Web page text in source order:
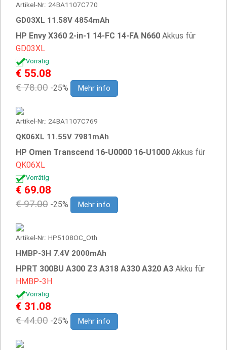
Artikel-Nr.: 24BA1107C770
GD03XL 11.58V 4854mAh
HP Envy X360 2-in-1 14-FC 14-FA N660 Akkus für
GD03XL
Vorrätig
€ 55.08
€ 78.00 -25% Mehr info
Artikel-Nr.: 24BA1107C769
QK06XL 11.55V 7981mAh
HP Omen Transcend 16-U0000 16-U1000 Akkus für
QK06XL
Vorrätig
€ 69.08
€ 97.00 -25% Mehr info
Artikel-Nr.: HP5108OC_Oth
HMBP-3H 7.4V 2000mAh
HPRT 300BU A300 Z3 A318 A330 A320 A3 Akku für
HMBP-3H
Vorrätig
€ 31.08
€ 44.00 -25% Mehr info